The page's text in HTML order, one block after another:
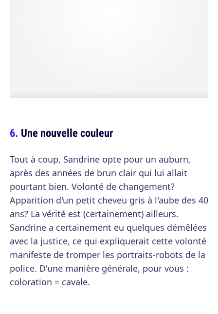
Une nouvelle couleur
Tout à coup, Sandrine opte pour un auburn,
après des années de brun clair qui lui allait
pourtant bien. Volonté de changement?
Apparition d'un petit cheveu gris à l'aube des 40
ans? La vérité est (certainement) ailleurs.
Sandrine a certainement eu quelques démêlées
avec la justice, ce qui expliquerait cette volonté
manifeste de tromper les portraits-robots de la
police. D'une manière générale, pour vous :
coloration = cavale.